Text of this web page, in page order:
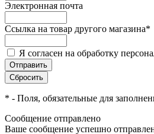
Электронная почта
Ссылка на товар другого магазина*
Я согласен на обработку
* - Поля, обязательные для
Сообщение отправлено
Ваше сообщение успешно